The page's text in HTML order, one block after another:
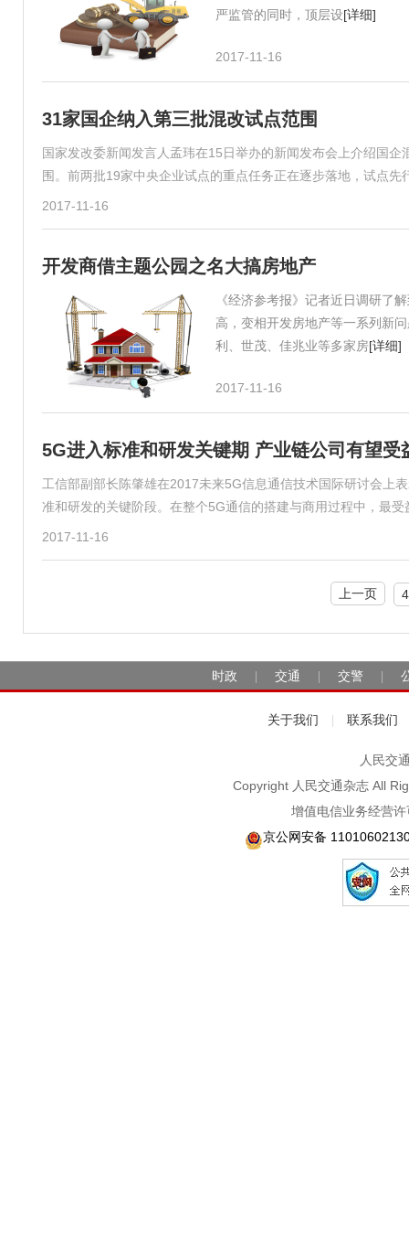
严监管的同时，顶层设[详细]
2017-11-16
31家国企纳入第三批混改试点范围
国家发改委新闻发言人孟玮在15日举办的新闻发布会上介绍国
围。前两批19家中央企业试点的重点任务正在逐步落地，试点先
2017-11-16
开发商借主题公园之名大搞房地产
《经济参考报》记者近日调研了
高，变相开发房地产等一系列新
利、世茂、佳兆业等多家房[详细]
2017-11-16
5G进入标准和研发关键期 产业链公司有望受
工信部副部长陈肇雄在2017未来5G信息通信技术国际研讨会上
准和研发的关键阶段。在整个5G通信的搭建与商用过程中，最
2017-11-16
上一页
时政 交通 交警
关于我们 联系我们
人民交
Copyright 人民交通杂志 All
增值电信业务经营
京公网安备